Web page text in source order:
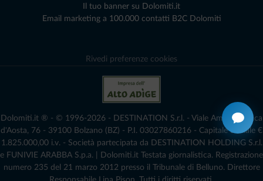
Il tuo banner su Dolomiti.it
Email marketing a 100.000 contatti B2C Dolomiti
Rivedi preferenze cookies
Dolomiti.it ® - © 1996-2026 - DESTINATION S.r.l. - Viale Amedeo Duca
d'Aosta, 76 - 39100 Bolzano (BZ) - P.I. 03027860216 - Capitale Sociale €
1.825.000,00 i.v. - Società partecipata da DESTINATION HOLDING S.r.l.
e FUNIVIE ARABBA S.p.a. | Dolomiti.it Testata giornalistica. Registrazione
numero 235 del 21 marzo 2012 presso il Tribunale di Belluno.­ Direttore